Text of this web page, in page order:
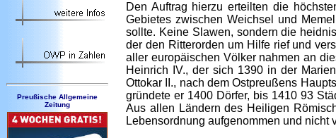
Preußische Allgemeine
Zeitung
Den Auftrag hierzu erteilten die
Gebietes zwischen Weichsel und
sollte. Keine Slawen, sondern die
der den Ritterorden um Hilfe rief und
aller europäischen Völker nahmen an
Heinrich IV., der sich 1390 in der
Ottokar II., nach dem Ostpreußens
gründete er 1400 Dörfer, bis 1410 93
Aus allen Ländern des Heiligen
Lebensordnung aufgenommen und nicht